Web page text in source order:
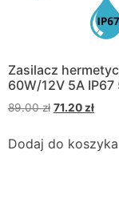
Zasilacz
60W/12V 5A IP67
89.00zł 71.20 zł
Dodaj do koszyka